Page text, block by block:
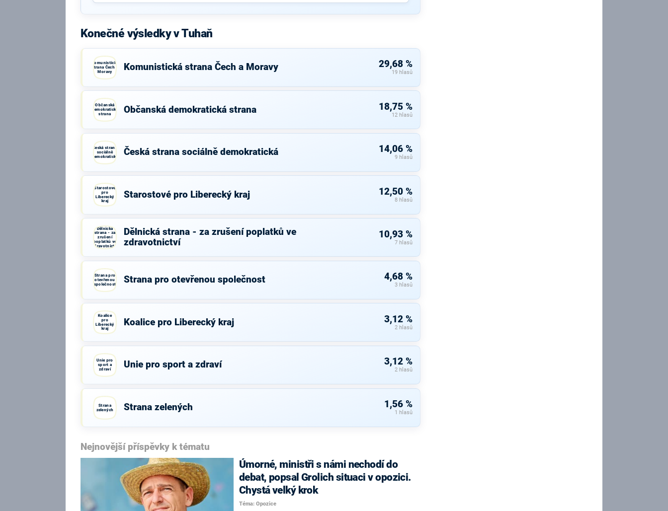
Konečné výsledky v Tuhaň
Komunistická
strana Čech a
Moravy
Komunistická strana Čech a Moravy 29,68 %
19 hlasů
Občanská
demokratická
strana
Občanská demokratická strana 18,75 %
12 hlasů
Česká strana
sociálně
demokratická
Česká strana sociálně demokratická 14,06 %
9 hlasů
Starostové
pro
Liberecký
kraj
Starostové pro Liberecký kraj 12,50 %
8 hlasů
Dělnická
strana - za
zrušení
poplatků ve
zdravotnictví
Dělnická strana - za zrušení poplatků ve
zdravotnictví
10,93 %
7 hlasů
Strana pro
otevřenou
společnost
Strana pro otevřenou společnost 4,68 %
3 hlasů
Koalice
pro
Liberecký
kraj
Koalice pro Liberecký kraj 3,12 %
2 hlasů
Unie pro
sport a
zdraví
Unie pro sport a zdraví 3,12 %
2 hlasů
Strana
zelených
Strana zelených 1,56 %
1 hlasů
Nejnovější příspěvky k tématu
Úmorné, ministři s námi nechodí do
debat, popsal Grolich situaci v opozici.
Chystá velký krok
Téma: Opozice